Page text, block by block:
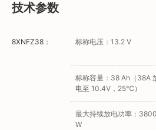
技术参数
8XNFZ38： 标称电压：13.2 V
标称容量：38 Ah（38A
电至 10.4V，25℃）
最大持续放电功率：3800
W